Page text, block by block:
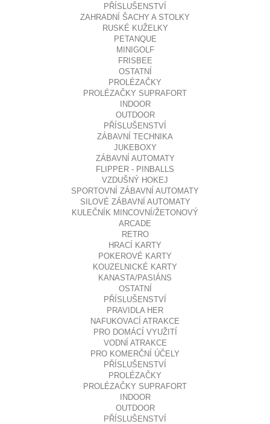
PŘÍSLUŠENSTVÍ
ZAHRADNÍ ŠACHY A STOLKY
RUSKÉ KUŽELKY
PETANQUE
MINIGOLF
FRISBEE
OSTATNÍ
PROLÉZAČKY
PROLÉZAČKY SUPRAFORT
INDOOR
OUTDOOR
PŘÍSLUŠENSTVÍ
ZÁBAVNÍ TECHNIKA
JUKEBOXY
ZÁBAVNÍ AUTOMATY
FLIPPER - PINBALLS
VZDUŠNÝ HOKEJ
SPORTOVNÍ ZÁBAVNÍ AUTOMATY
SILOVÉ ZÁBAVNÍ AUTOMATY
KULEČNÍK MINCOVNÍ/ŽETONOVÝ
ARCADE
RETRO
HRACÍ KARTY
POKEROVÉ KARTY
KOUZELNICKÉ KARTY
KANASTA/PASIÁNS
OSTATNÍ
PŘÍSLUŠENSTVÍ
PRAVIDLA HER
NAFUKOVACÍ ATRAKCE
PRO DOMÁCÍ VYUŽITÍ
VODNÍ ATRAKCE
PRO KOMERČNÍ ÚČELY
PŘÍSLUŠENSTVÍ
PROLÉZAČKY
PROLÉZAČKY SUPRAFORT
INDOOR
OUTDOOR
PŘÍSLUŠENSTVÍ